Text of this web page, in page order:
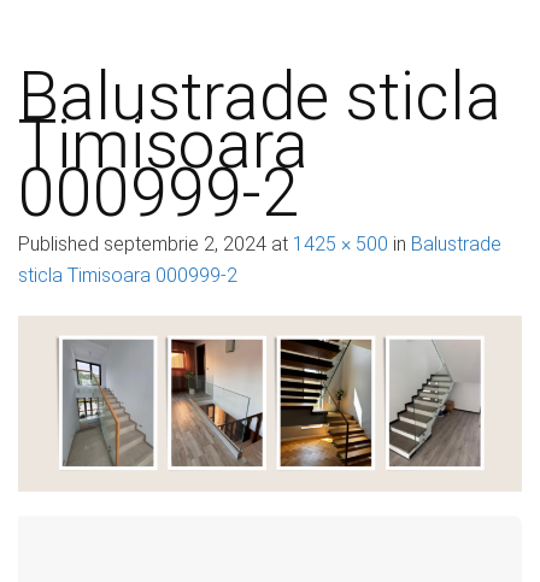
Balustrade sticla
Timisoara
000999-2
Published septembrie 2, 2024 at 1425 × 500 in Balustrade
sticla Timisoara 000999-2